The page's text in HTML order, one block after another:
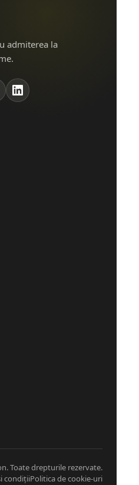
admiterea la
Toate drepturile rezervate.
condițiiPolitica de cookie-uri